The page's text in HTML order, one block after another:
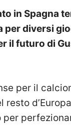
in Spagna
per diversi
il futuro di
per il
resto
per